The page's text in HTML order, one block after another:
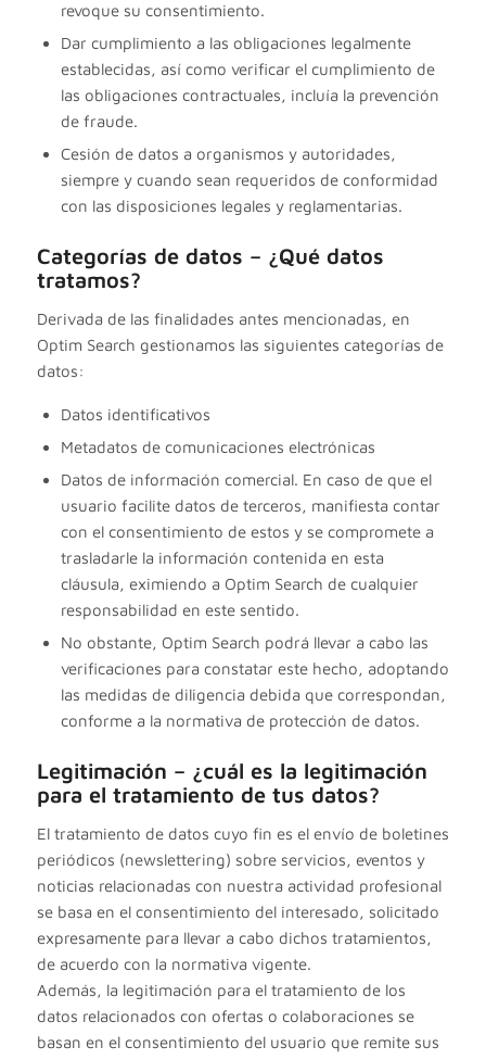
revoque su consentimiento.
Dar cumplimiento a las obligaciones legalmente
establecidas, así como verificar el cumplimiento de
las obligaciones contractuales, incluía la prevención
de fraude.
Cesión de datos a organismos y autoridades,
siempre y cuando sean requeridos de conformidad
con las disposiciones legales y reglamentarias.
Categorías de datos – ¿Qué datos
tratamos?
Derivada de las finalidades antes mencionadas, en
Optim Search gestionamos las siguientes categorías de
datos:
Datos identificativos
Metadatos de comunicaciones electrónicas
Datos de información comercial. En caso de que el
usuario facilite datos de terceros, manifiesta contar
con el consentimiento de estos y se compromete a
trasladarle la información contenida en esta
cláusula, eximiendo a Optim Search de cualquier
responsabilidad en este sentido.
No obstante, Optim Search podrá llevar a cabo las
verificaciones para constatar este hecho, adoptando
las medidas de diligencia debida que correspondan,
conforme a la normativa de protección de datos.
Legitimación – ¿cuál es la legitimación
para el tratamiento de tus datos?
El tratamiento de datos cuyo fin es el envío de boletines
periódicos (newslettering) sobre servicios, eventos y
noticias relacionadas con nuestra actividad profesional
se basa en el consentimiento del interesado, solicitado
expresamente para llevar a cabo dichos tratamientos,
de acuerdo con la normativa vigente.
Además, la legitimación para el tratamiento de los
datos relacionados con ofertas o colaboraciones se
basan en el consentimiento del usuario que remite sus